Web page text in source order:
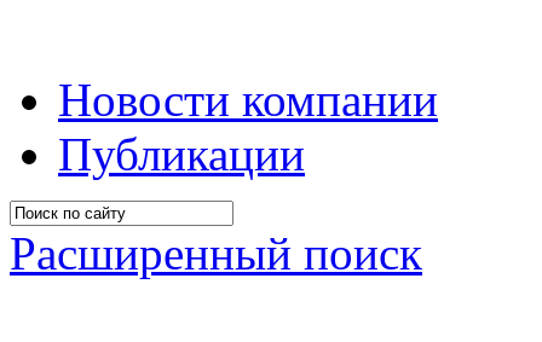
Новости компании
Публикации
Расширенный поиск